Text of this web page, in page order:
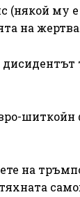
(някой му е
на
шиткойн
на